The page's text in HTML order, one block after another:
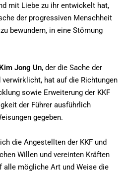
mit Liebe zu ihr entwickelt hat,
der progressiven Menschheit
bewundern, in eine Stömung
Kim Jong Un, der die Sache der
verwirklicht, hat auf die Richtungen
sowie Erweiterung der KKF
der Führer ausführlich
gegeben.
die Angestellten der KKF und
Willen und vereinten Kräften
alle mögliche Art und Weise die